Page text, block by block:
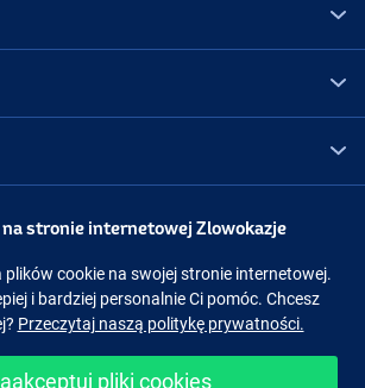
Facebook Instagram
na stronie internetowej Zlowokazje
cookie na swojej stronie internetowej.
i bardziej personalnie Ci pomóc. Chcesz
Przeczytaj naszą politykę prywatności.
pliki cookies